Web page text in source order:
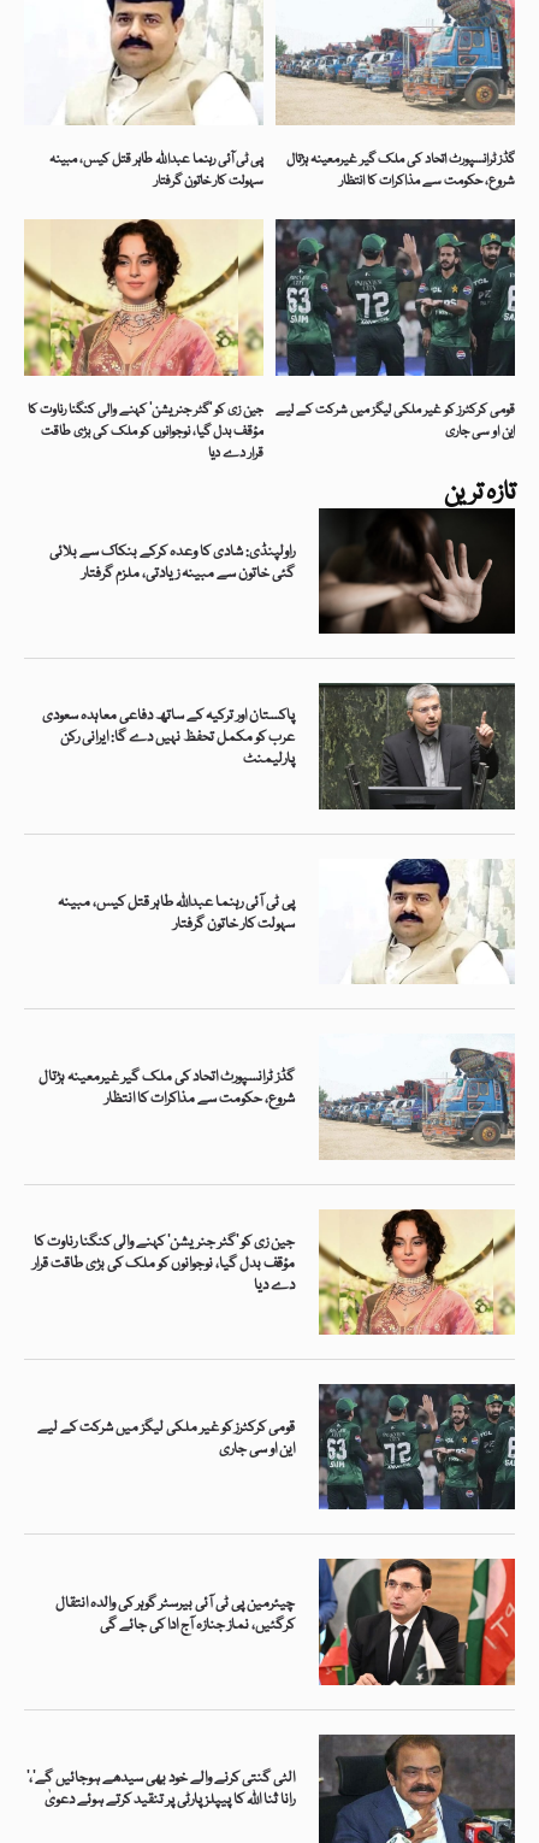
تازہ ترین
راولپنڈی: شادی کا وعدہ کرکے بنکاک سے بلائی
گئی خاتون سے مبینہ زیادتی، ملزم گرفتار
پاکستان اور ترکیہ کے ساتھ دفاعی معاہدہ سعودی
عرب کو مکمل تحفظ نہیں دے گا: ایرانی رکن
پارلیمنٹ
پی ٹی آئی رہنما عبداللہ طاہر قتل کیس، مبینہ
سہولت کار خاتون گرفتار
گڈز ٹرانسپورٹ اتحاد کی ملک گیر غیرمعینہ ہڑتال
شروع، حکومت سے مذاکرات کا انتظار
جین زی کو ’گٹر جنریشن‘ کہنے والی کنگنا رناوت کا
مؤقف بدل گیا، نوجوانوں کو ملک کی بڑی طاقت قرار
دے دیا
قومی کرکٹرز کو غیر ملکی لیگز میں شرکت کے لیے
این او سی جاری
چیئرمین پی ٹی آئی بیرسٹر گوہر کی والدہ انتقال
کرگئیں، نماز جنازہ آج ادا کی جائے گی
’الٹی گنتی کرنے والے خود بھی سیدھے ہوجائیں گے‘،
رانا ثنا اللہ کا پیپلز پارٹی پر تنقید کرتے ہوئے دعویٰ
پی ٹی آئی رہنما عبداللہ طاہر قتل کیس، مبینہ
سہولت کار خاتون گرفتار
گڈز ٹرانسپورٹ اتحاد کی ملک گیر غیرمعینہ ہڑتال
شروع، حکومت سے مذاکرات کا انتظار
جین زی کو ’گٹر جنریشن‘ کہنے والی کنگنا رناوت کا
مؤقف بدل گیا، نوجوانوں کو ملک کی بڑی طاقت
قرار دے دیا
قومی کرکٹرز کو غیر ملکی لیگز میں شرکت کے لیے
این او سی جاری